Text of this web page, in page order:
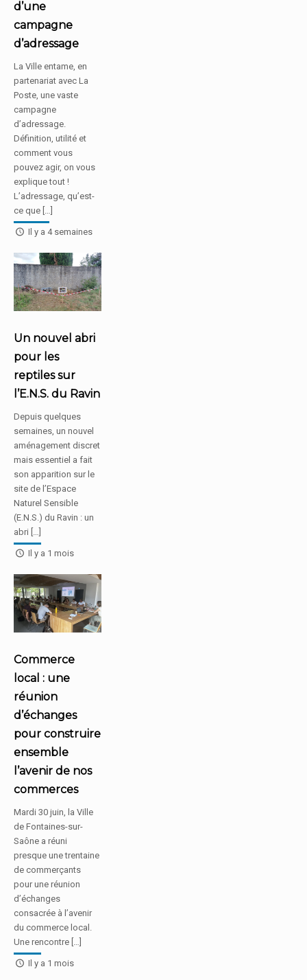
d’une
campagne
d’adressage
La Ville entame, en
partenariat avec La
Poste, une vaste
campagne
d’adressage.
Définition, utilité et
comment vous
pouvez agir, on vous
explique tout !
L’adressage, qu’est-
ce que […]
Il y a 4 semaines
Un nouvel abri
pour les
reptiles sur
l’E.N.S. du Ravin
Depuis quelques
semaines, un nouvel
aménagement discret
mais essentiel a fait
son apparition sur le
site de l’Espace
Naturel Sensible
(E.N.S.) du Ravin : un
abri […]
Il y a 1 mois
Commerce
local : une
réunion
d’échanges
pour construire
ensemble
l’avenir de nos
commerces
Mardi 30 juin, la Ville
de Fontaines-sur-
Saône a réuni
presque une trentaine
de commerçants
pour une réunion
d’échanges
consacrée à l’avenir
du commerce local.
Une rencontre […]
Il y a 1 mois